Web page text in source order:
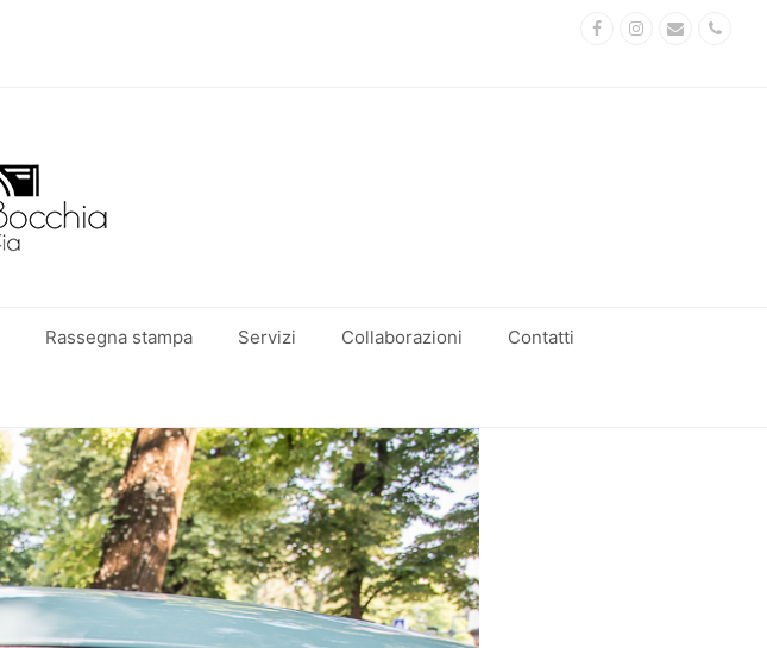
FacebookInstagram
Email
Rassegna stampa Servizi Collaborazioni Contatti